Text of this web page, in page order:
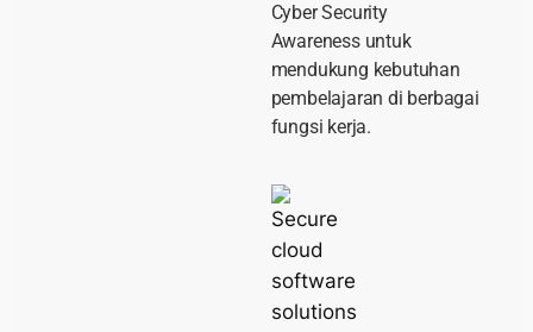
Cyber Security
Awareness untuk
mendukung kebutuhan
pembelajaran di berbagai
fungsi kerja.